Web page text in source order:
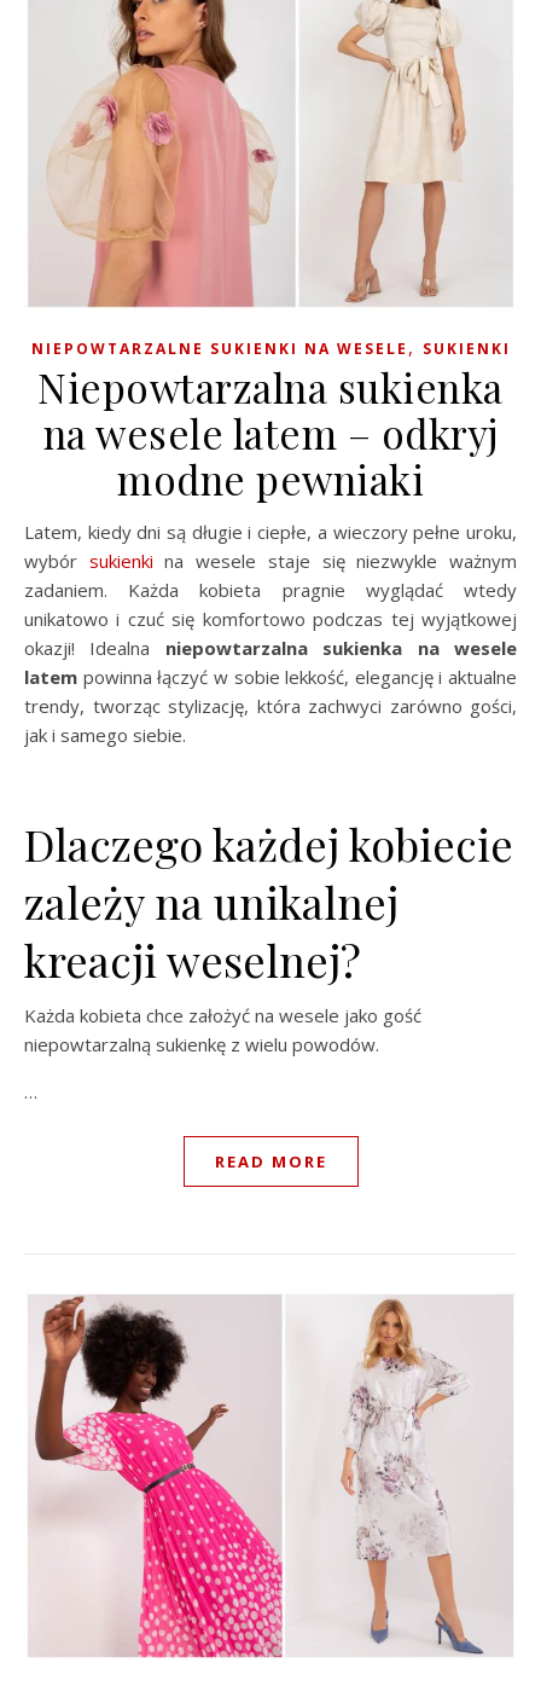
NIEPOWTARZALNE SUKIENKI NA WESELE , SUKIENKI
Niepowtarzalna sukienka
na wesele latem – odkryj
modne pewniaki
Latem, kiedy dni są długie i ciepłe, a wieczory pełne uroku,
wybór sukienki na wesele staje się niezwykle ważnym
zadaniem. Każda kobieta pragnie wyglądać wtedy
unikatowo i czuć się komfortowo podczas tej wyjątkowej
okazji! Idealna niepowtarzalna sukienka na wesele
latem powinna łączyć w sobie lekkość, elegancję i aktualne
trendy, tworząc stylizację, która zachwyci zarówno gości,
jak i samego siebie.
Dlaczego każdej kobiecie
zależy na unikalnej
kreacji weselnej?
Każda kobieta chce założyć na wesele jako gość
niepowtarzalną sukienkę z wielu powodów.
…
READ MORE